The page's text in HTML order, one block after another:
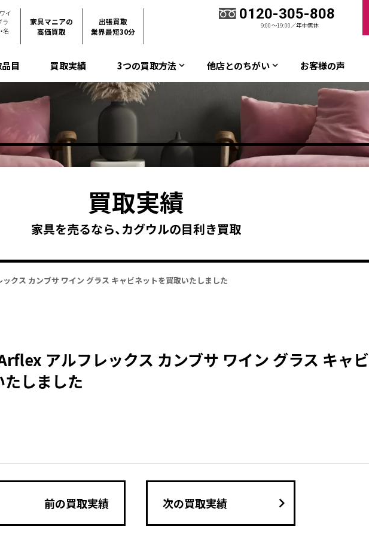
イ
ラ
名
家具マニアの
高価買取
出張買取
業界最短30分
0120-305-808
9:00〜19:00／年中無休
目 買取実績 3つの買取方法 keyboard_arrow_down 他店とのちがいkeyboard_arrow_down お客様の声
買取実績
家具を売るなら、カグウルの目利き買取
クス カンブサ ワイン グラス キャビネットを買取いたしました
アルフレックス カンブサ ワイン グラス キャビ
しました
前の買取実績 次の買取実績 keyboard_arrow_right